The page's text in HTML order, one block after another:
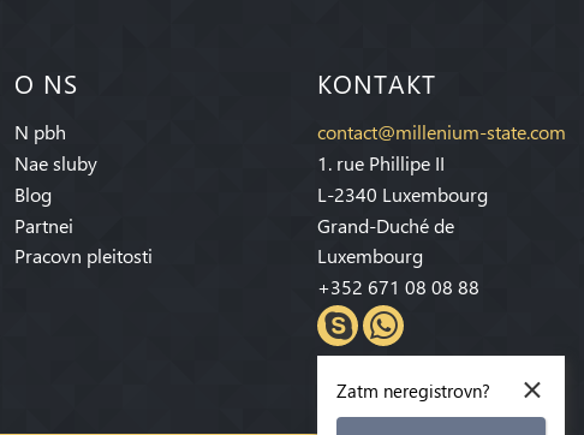
O NS
N pbh
Nae sluby
Blog
Partnei
Pracovn pleitosti
KONTAKT
contact@millenium-state.com
1. rue Phillipe II
L-2340 Luxembourg
Grand-Duché de
Luxembourg
+352 671 08 08 88
×
Zatm neregistrovn?